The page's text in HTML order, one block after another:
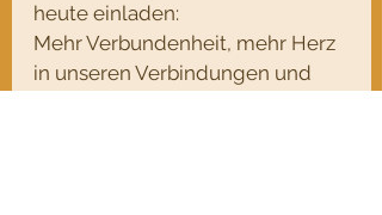
heute einladen:
Mehr Verbundenheit, mehr Herz
in unseren Verbindungen und